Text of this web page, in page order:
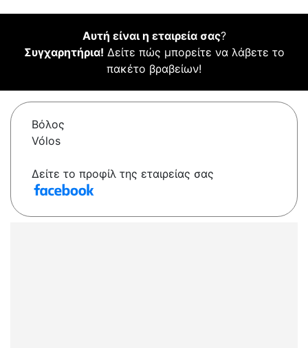
Αυτή είναι η εταιρεία σας?
Συγχαρητήρια! Δείτε πώς μπορείτε να λάβετε το
πακέτο βραβείων!
Βόλος
Vólos
Δείτε το προφίλ της εταιρείας σας